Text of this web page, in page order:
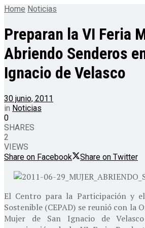
Home Noticias
Preparan la VI Feria
Abriendo Senderos
Ignacio de Velasco
30 junio, 2011
in Noticias
0
SHARES
2
VIEWS
Share on Facebook
Share on Twitter
El Centro para la Participación y
Sostenible (CEPAD) se reunió con la
Mujer de San Ignacio de